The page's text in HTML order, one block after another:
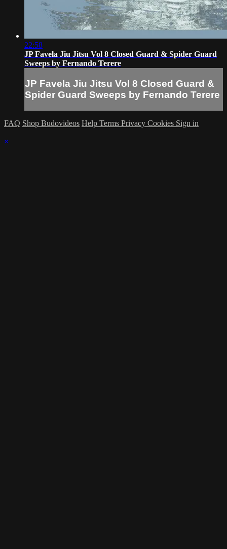
22:58
JP Favela Jiu Jitsu Vol 8 Closed Guard & Spider Guard
Sweeps by Fernando Terere
JP Favela Jiu Jitsu Vol 8 Closed Guard &
Spider Guard Sweeps by Fernando Terere
FAQ Shop Budovideos Help Terms Privacy Cookies Sign in
×